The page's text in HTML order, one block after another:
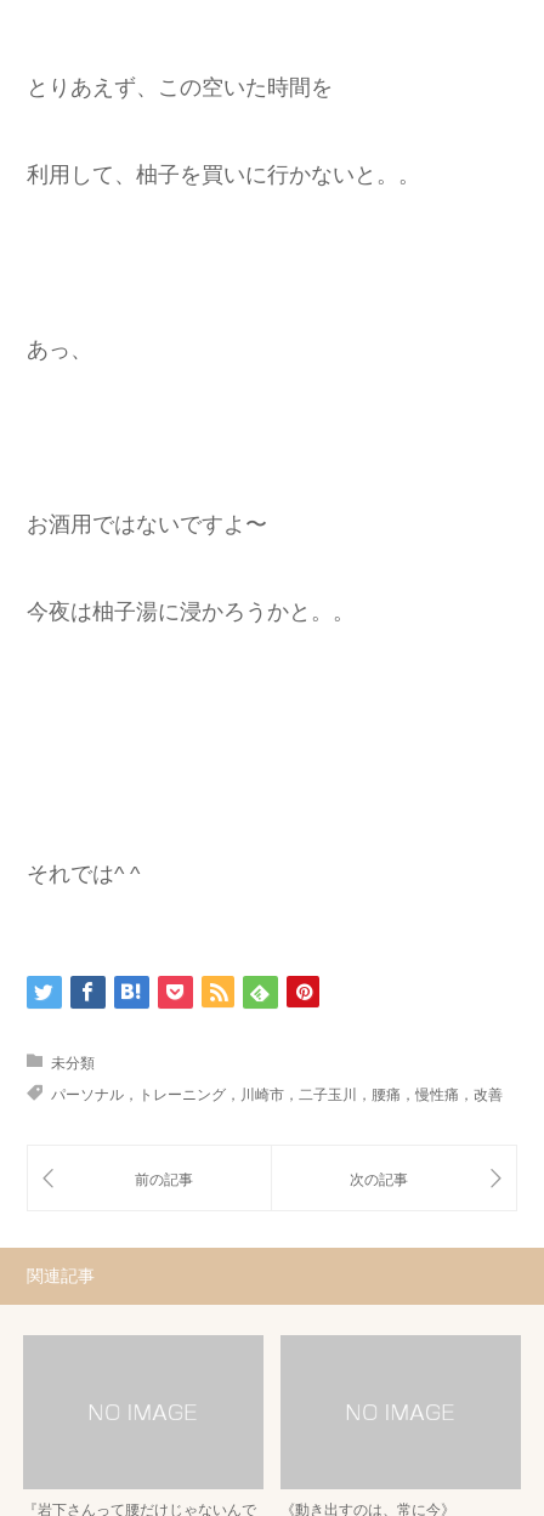
とりあえず、この空いた時間を
利用して、柚子を買いに行かないと。。
あっ、
お酒用ではないですよ〜
今夜は柚子湯に浸かろうかと。。
それでは^ ^
未分類
パーソナル，トレーニング，川崎市，二子玉川，腰痛，慢性痛，改善
関連記事
『岩下さんって腰だけじゃないんで 《動き出すのは、常に今》